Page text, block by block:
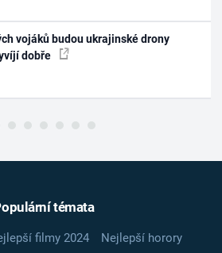
vojáků budou ukrajinské drony
dobře
témata
filmy 2024
Nejlepší horory